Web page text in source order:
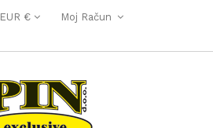
EUR € Moj Račun